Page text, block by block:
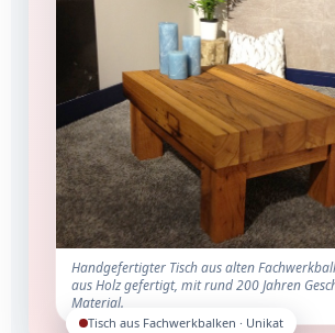
Handgefertigter Tisch aus alten
aus Holz gefertigt, mit rund 200 Jahren
Material.
Tisch aus Fachwerkbalken · Unikat